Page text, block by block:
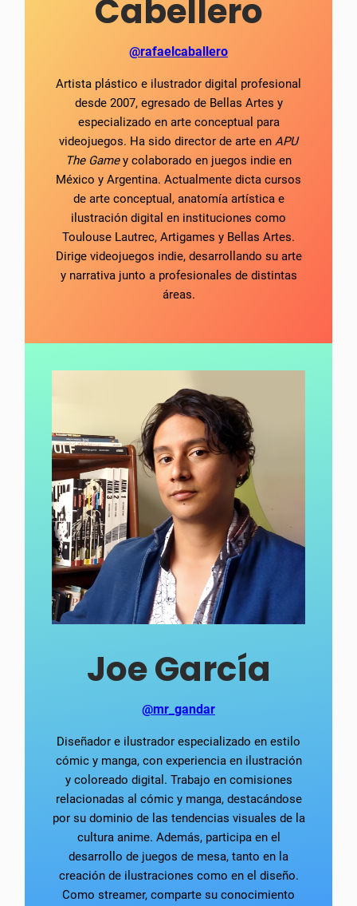
Cabellero
@rafaelcaballero
Artista plástico e ilustrador digital profesional
desde 2007, egresado de Bellas Artes y
especializado en arte conceptual para
videojuegos. Ha sido director de arte en APU
The Gamey colaborado en juegos indie en
México y Argentina. Actualmente dicta cursos
de arte conceptual, anatomía artística e
ilustración digital en instituciones como
Toulouse Lautrec, Artigames y Bellas Artes.
Dirige videojuegos indie, desarrollando su arte
y narrativa junto a profesionales de distintas
áreas.
Joe García
@mr_gandar
Diseñador e ilustrador especializado en estilo
cómic y manga, con experiencia en ilustración
y coloreado digital. Trabajo en comisiones
relacionadas al cómic y manga, destacándose
por su dominio de las tendencias visuales de la
cultura anime. Además, participa en el
desarrollo de juegos de mesa, tanto en la
creación de ilustraciones como en el diseño.
Como streamer, comparte su conocimiento